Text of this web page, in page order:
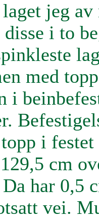
jeg
i to
med
i
i festet
cm
har 0,5
vei.